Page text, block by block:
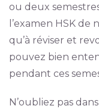
ou deux
l’examen HSK de
qu’à réviser et
pouvez bien
pendant ces
N’oubliez pas